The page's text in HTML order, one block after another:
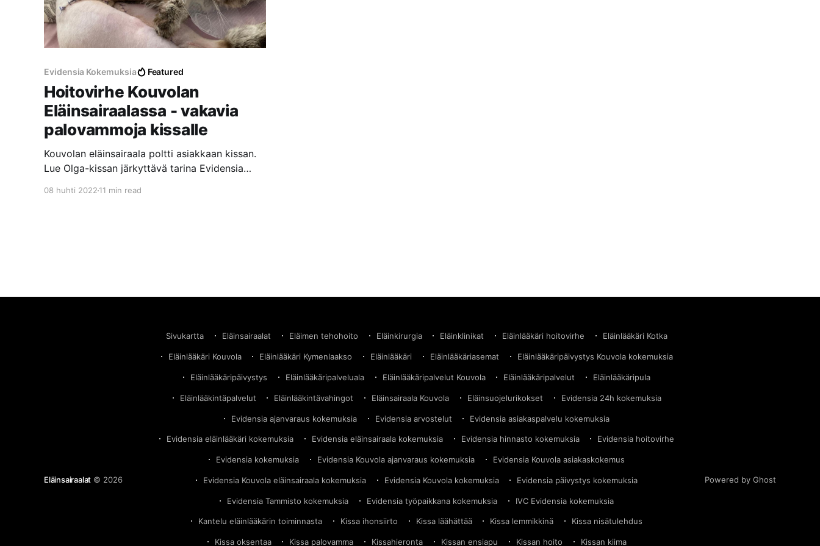
Evidensia Kokemuksia Featured
Hoitovirhe Kouvolan
Eläinsairaalassa - vakavia
palovammoja kissalle
Kouvolan eläinsairaala poltti asiakkaan kissan.
Lue Olga-kissan järkyttävä tarina Evidensia
08 huhti 2022 11 min read
Eläinsairaalat © 2026
Sivukartta Eläinsairaalat Eläimen tehohoito Eläinkirurgia Eläinklinikat Eläinlääkäri hoitovirhe Eläinlääkäri Kotka
Eläinlääkäri Kouvola Eläinlääkäri Kymenlaakso Eläinlääkäri Eläinlääkäriasemat Eläinlääkäripäivystys Kouvola kokemuksia
Eläinlääkäripäivystys Eläinlääkäripalveluala Eläinlääkäripalvelut Kouvola Eläinlääkäripalvelut Eläinlääkäripula
Eläinlääkintäpalvelut Eläinlääkintävahingot Eläinsairaala Kouvola Eläinsuojelurikokset Evidensia 24h kokemuksia
Evidensia ajanvaraus kokemuksia Evidensia arvostelut Evidensia asiakaspalvelu kokemuksia
Evidensia eläinlääkäri kokemuksia Evidensia eläinsairaala kokemuksia Evidensia hinnasto kokemuksia Evidensia hoitovirhe
Evidensia kokemuksia Evidensia Kouvola ajanvaraus kokemuksia Evidensia Kouvola asiakaskokemus
Evidensia Kouvola eläinsairaala kokemuksia Evidensia Kouvola kokemuksia Evidensia päivystys kokemuksia
Evidensia Tammisto kokemuksia Evidensia työpaikkana kokemuksia IVC Evidensia kokemuksia
Kantelu eläinlääkärin toiminnasta Kissa ihonsiirto Kissa läähättää Kissa lemmikkinä Kissa nisätulehdus
Kissa oksentaa Kissa palovamma Kissahieronta Kissan ensiapu Kissan hoito Kissan kiima
Powered by Ghost